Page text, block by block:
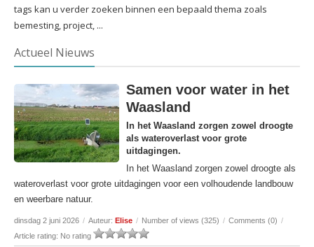
tags kan u verder zoeken binnen een bepaald thema zoals
bemesting, project, ...
Actueel Nieuws
Samen voor water in het
Waasland
In het Waasland zorgen zowel droogte
als wateroverlast voor grote
uitdagingen.
In het Waasland zorgen zowel droogte als
wateroverlast voor grote uitdagingen voor een volhoudende landbouw
en weerbare natuur.
dinsdag 2 juni 2026 / Auteur: Elise / Number of views (325) / Comments (0) /
Article rating: No rating